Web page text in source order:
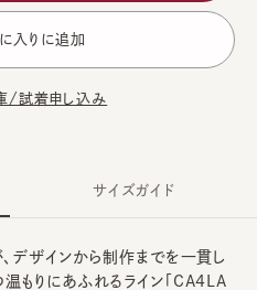
入りに追加
/試着申し込み
デザインから制作までを一貫し
もりにあふれるライン「CA4LA
サイズガイド